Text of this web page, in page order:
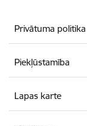
Privātuma politika
Piekļūstamība
Lapas karte